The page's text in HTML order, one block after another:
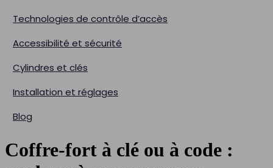
Technologies de contrôle d’accès
Accessibilité et sécurité
Cylindres et clés
Installation et réglages
Blog
Coffre-fort à clé ou à code :